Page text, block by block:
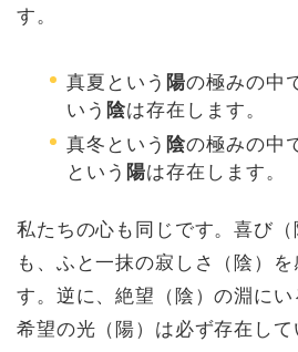
す。
真夏という 陽の極みの中
いう 陰は存在します。
真冬という 陰の極みの中
という 陽は存在します。
私たちの心も同じです。喜び
も、ふと一抹の寂しさ（陰）
す。逆に、絶望（陰）の淵に
希望の光（陽）は必ず存在して